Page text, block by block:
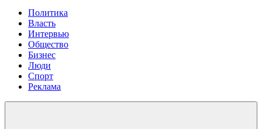
Политика
Власть
Интервью
Общество
Бизнес
Люди
Спорт
Реклама